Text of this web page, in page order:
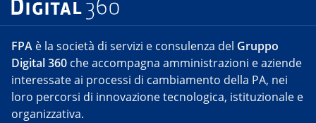
FPA è la società di servizi e consulenza del Gruppo
Digital 360 che accompagna amministrazioni e aziende
interessate ai processi di cambiamento della PA, nei
loro percorsi di innovazione tecnologica, istituzionale e
organizzativa.